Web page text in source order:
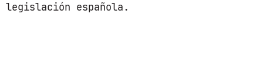
legislación española.